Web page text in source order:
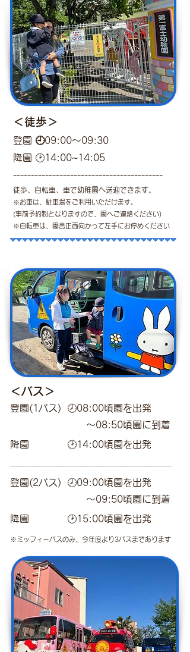
＜徒歩＞
登園 🕘09:00～09:30
降園 🕑14:00~14:05
------------------------------------------
徒歩、自転車、車で幼稚園へ送迎できます。
※お車は、駐車場をご利用いただけます。
(事前予約制となりますので、園へご連絡ください)
※自転車は、園舎正面向かって左手にお停めください
＜バス＞
登園(1 バス) 🕗08:00頃園を出発
～08:50頃園に到着
降園 🕑14:00頃園を出発
--------------------------------------------------------------------
登園(2バス ) 🕗09:00頃園を出発
～09:50頃園に到着
降園 🕑15:00頃園を出発
​※ミッフィーバスのみ、今年度より3バスまであります